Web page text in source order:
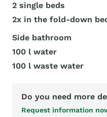
2 single beds
2x in the fold-down
Side bathroom
100 l water
100 l waste water
Do you need more
Request information